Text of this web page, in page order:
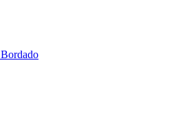
Bordado